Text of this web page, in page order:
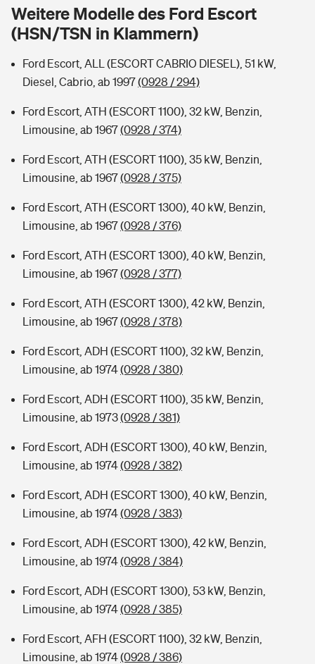
Hochwasser-Check: Wie gefährdet ist Ihr Haus?
Wer versichert was: Jetzt Versicherer finden
Sie haben Fragen?
Private Cyberversicherung
Musikinstrumentenversicherung
Zur Übersicht
Tools
Kinderunfall-Check: Mehr Sicherheit für deine Kids
Sie haben Fragen?
Sie haben Fragen?
Rentenrechner: Wie viel Geld bekomme ich im Alter?
Weitere Modelle des Ford Escort
(HSN/TSN in Klammern)
Ford Escort, ALL (ESCORT CABRIO DIESEL), 51 kW,
Diesel, Cabrio, ab 1997(0928 / 294)
Ford Escort, ATH (ESCORT 1100), 32 kW, Benzin,
Limousine, ab 1967(0928 / 374)
Ford Escort, ATH (ESCORT 1100), 35 kW, Benzin,
Limousine, ab 1967(0928 / 375)
Ford Escort, ATH (ESCORT 1300), 40 kW, Benzin,
Limousine, ab 1967(0928 / 376)
Ford Escort, ATH (ESCORT 1300), 40 kW, Benzin,
Limousine, ab 1967(0928 / 377)
Ford Escort, ATH (ESCORT 1300), 42 kW, Benzin,
Limousine, ab 1967(0928 / 378)
Ford Escort, ADH (ESCORT 1100), 32 kW, Benzin,
Limousine, ab 1974(0928 / 380)
Ford Escort, ADH (ESCORT 1100), 35 kW, Benzin,
Limousine, ab 1973(0928 / 381)
Ford Escort, ADH (ESCORT 1300), 40 kW, Benzin,
Limousine, ab 1974(0928 / 382)
Ford Escort, ADH (ESCORT 1300), 40 kW, Benzin,
Limousine, ab 1974(0928 / 383)
Ford Escort, ADH (ESCORT 1300), 42 kW, Benzin,
Limousine, ab 1974(0928 / 384)
Ford Escort, ADH (ESCORT 1300), 53 kW, Benzin,
Limousine, ab 1974(0928 / 385)
Ford Escort, AFH (ESCORT 1100), 32 kW, Benzin,
Limousine, ab 1974(0928 / 386)